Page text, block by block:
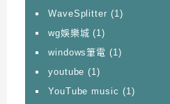
WaveSplitter (1)
wg娛樂城 (1)
windows筆電 (1)
youtube (1)
YouTube music (1)